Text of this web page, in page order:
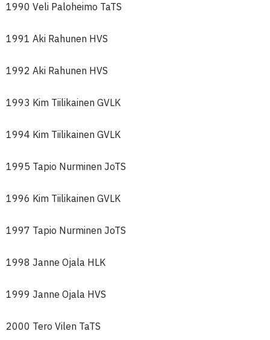
1990 Veli Paloheimo TaTS
1991 Aki Rahunen HVS
1992 Aki Rahunen HVS
1993 Kim Tiilikainen GVLK
1994 Kim Tiilikainen GVLK
1995 Tapio Nurminen JoTS
1996 Kim Tiilikainen GVLK
1997 Tapio Nurminen JoTS
1998 Janne Ojala HLK
1999 Janne Ojala HVS
2000 Tero Vilen TaTS